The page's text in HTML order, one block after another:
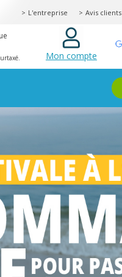
L'entreprise Avis clients
Mon compte